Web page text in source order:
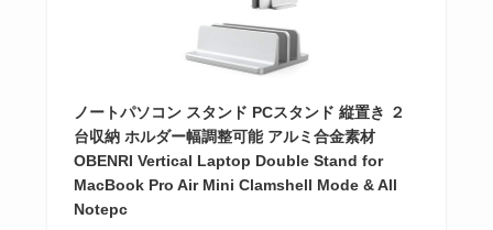
ノートパソコン スタンド PCスタンド 縦置き ２
台収納 ホルダー幅調整可能 アルミ合金素材
OBENRI Vertical Laptop Double Stand for
MacBook Pro Air Mini Clamshell Mode & All
Notepc